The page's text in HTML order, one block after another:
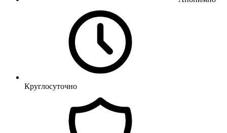
Круглосуточно